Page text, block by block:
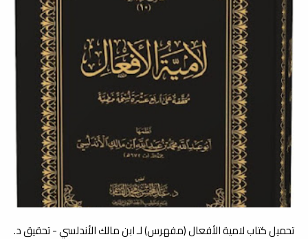
تحميل كتاب لامية الأفعال (مفهرس) لـ ابن مالك الأندلسي - تحقيق د.